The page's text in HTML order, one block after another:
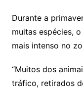
Durante a
muitas espécies,
mais intenso no
“Muitos dos
tráfico, retirados